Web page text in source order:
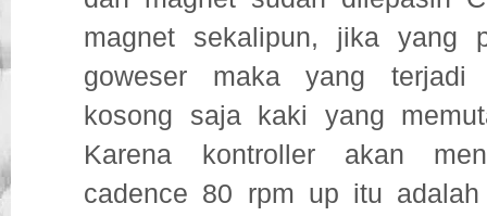
magnet sekalipun, jika yang
goweser maka yang terjadi
kosong saja kaki yang
Karena kontroller akan
cadence 80 rpm up itu